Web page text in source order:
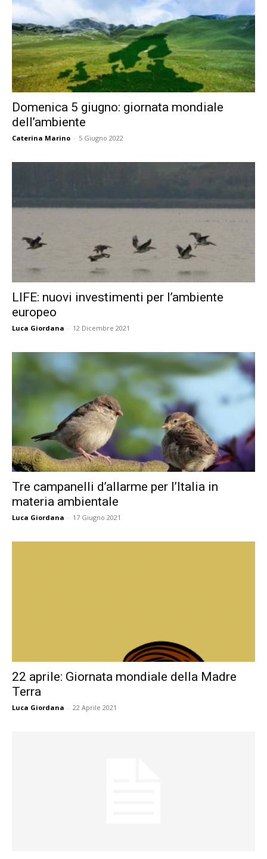
Domenica 5 giugno: giornata mondiale
dell’ambiente
Caterina Marino - 5 Giugno 2022
LIFE: nuovi investimenti per l’ambiente
europeo
Luca Giordana - 12 Dicembre 2021
Tre campanelli d’allarme per l’Italia in
materia ambientale
Luca Giordana - 17 Giugno 2021
22 aprile: Giornata mondiale della Madre
Terra
Luca Giordana - 22 Aprile 2021